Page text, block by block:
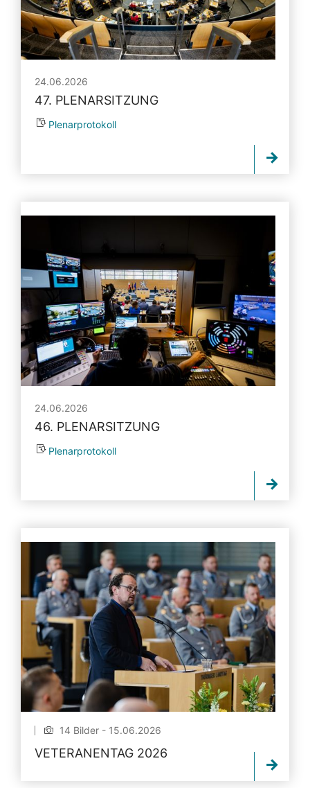
24.06.2026
47. PLENARSITZUNG
Plenarprotokoll
24.06.2026
46. PLENARSITZUNG
Plenarprotokoll
14 Bilder - 15.06.2026
VETERANENTAG 2026